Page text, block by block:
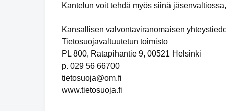
Kantelun voit tehdä myös siinä
Kansallisen valvontaviranomaisen
Tietosuojavaltuutetun toimisto
PL 800, Ratapihantie 9, 00521 Helsinki
p. 029 56 66700
tietosuoja@om.fi
www.tietosuoja.fi